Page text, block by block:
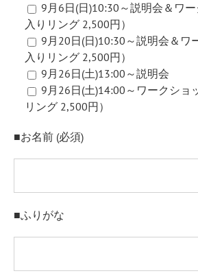
9月6日(日)10:30～説明会＆ワ
入りリング 2,500円）
9月20日(日)10:30～説明会＆ワ
入りリング 2,500円）
9月26日(土)13:00～説明会
9月26日(土)14:00～ワークショ
リング 2,500円）
■お名前 (必須)
■ふりがな